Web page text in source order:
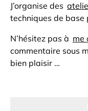
J’organise des
techniques de base
N’hésitez pas à me
commentaire sous
bien plaisir …